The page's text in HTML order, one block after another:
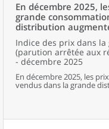
En décembre 2025,
grande
distribution
Indice des prix dans
(parution arrêtée aux
- décembre 2025
En décembre 2025, les
vendus dans la grande
distribution étendue, sont
novembre.Toutes formes